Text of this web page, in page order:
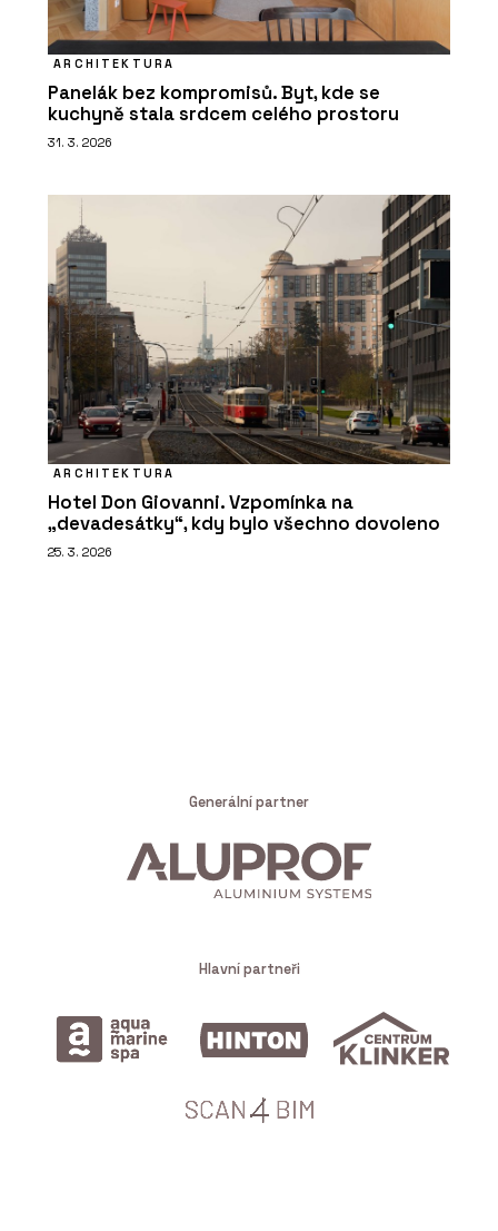
ARCHITEKTURA
Panelák bez kompromisů. Byt, kde se
kuchyně stala srdcem celého prostoru
31. 3. 2026
ARCHITEKTURA
Hotel Don Giovanni. Vzpomínka na
„devadesátky“, kdy bylo všechno dovoleno
25. 3. 2026
Generální partner
Hlavní partneři